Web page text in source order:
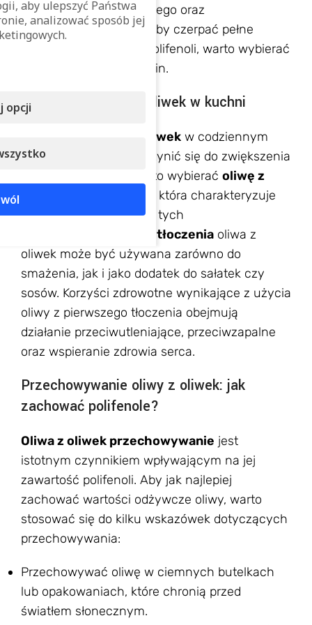
działania przeciwzapalnego oraz
przeciwutleniającego. Aby czerpać pełne
korzyści z zawartości polifenoli, warto wybierać
oliwy z oliwek extra virgin.
Stosowanie oliwy z oliwek w kuchni
Stosowanie oliwy z oliwek w codziennym
gotowaniu może przyczynić się do zwiększenia
spożycia polifenoli. Warto wybierać oliwę z
, która charakteryzuje
się wyższą zawartością tych
Pierwszego tłoczenia oliwa z
oliwek może być używana zarówno do
smażenia, jak i jako dodatek do sałatek czy
sosów. Korzyści zdrowotne wynikające z użycia
oliwy z pierwszego tłoczenia obejmują
działanie przeciwutleniające, przeciwzapalne
oraz wspieranie zdrowia serca.
Przechowywanie oliwy z oliwek: jak
zachować polifenole?
Oliwa z oliwek przechowywanie jest
istotnym czynnikiem wpływającym na jej
zawartość polifenoli. Aby jak najlepiej
zachować wartości odżywcze oliwy, warto
stosować się do kilku wskazówek dotyczących
przechowywania:
Przechowywać oliwę w ciemnych butelkach
lub opakowaniach, które chronią przed
światłem słonecznym.
aby ulepszyć Państwa
analizować sposób jej
opcji